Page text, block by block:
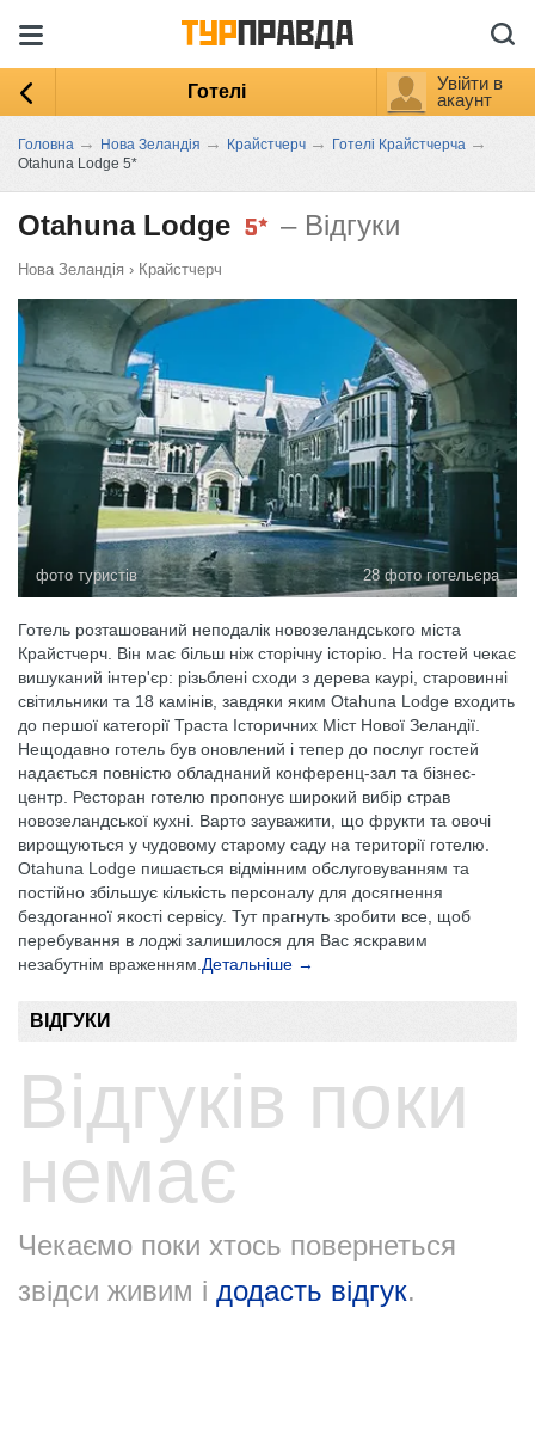
Готелі
Увійти в
акаунт
Головна → Нова Зеландія → Крайстчерч → Готелі Крайстчерча →
Otahuna Lodge 5*
Otahuna Lodge – Відгуки
Нова Зеландія › Крайстчерч
фото туристів 28 фото готельєра
Готель розташований неподалік новозеландського міста
Крайстчерч. Він має більш ніж сторічну історію. На гостей чекає
вишуканий інтер'єр: різьблені сходи з дерева каурі, старовинні
світильники та 18 камінів, завдяки яким Otahuna Lodge входить
до першої категорії Траста Історичних Міст Нової Зеландії.
Нещодавно готель був оновлений і тепер до послуг гостей
надається повністю обладнаний конференц-зал та бізнес-
центр. Ресторан готелю пропонує широкий вибір страв
новозеландської кухні. Варто зауважити, що фрукти та овочі
вирощуються у чудовому старому саду на території готелю.
Otahuna Lodge пишається відмінним обслуговуванням та
постійно збільшує кількість персоналу для досягнення
бездоганної якості сервісу. Тут прагнуть зробити все, щоб
перебування в лоджі залишилося для Вас яскравим
незабутнім враженням. Детальніше →
ВІДГУКИ
Відгуків поки
немає
Чекаємо поки хтось повернеться
звідси живим і додасть відгук.